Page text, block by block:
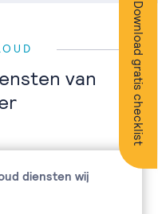
van
diensten wij
Download gratis checklist